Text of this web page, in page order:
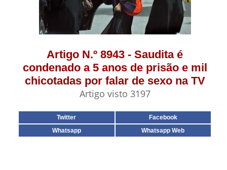
Artigo N.º 8943 - Saudita é
condenado a 5 anos de prisão e mil
chicotadas por falar de sexo na TV
Artigo visto 3197
Twitter
Facebook
Whatsapp
Whatsapp Web